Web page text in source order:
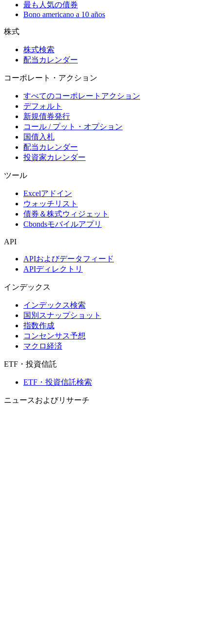
最も人気の債券
Bono americano a 10 años
株式
株式検索
配当カレンダー
コーポレート・アクション
すべてのコーポレートアクション
デフォルト
新規債券発行
コール / プット・オプション
国債入札
配当カレンダー
投資家カレンダー
ツール
Excelアドイン
ウォッチリスト
債券＆株式ウィジェット
Cbondsモバイルアプリ
API
APIおよびデータフィード
APIディレクトリ
インデックス
インデックス検索
国別スナップショット
指数作成
コンセンサス予想
マクロ経済
ETF・投資信託
ETF・投資信託検索
ニュースおよびリサーチ